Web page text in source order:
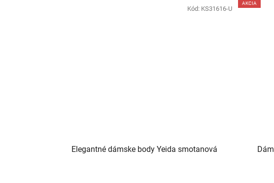
Elegantné dámske body Yeida smotanová
Kód: KS31616-U
AKCIA